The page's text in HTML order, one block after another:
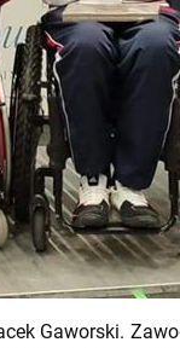
Gaworski.